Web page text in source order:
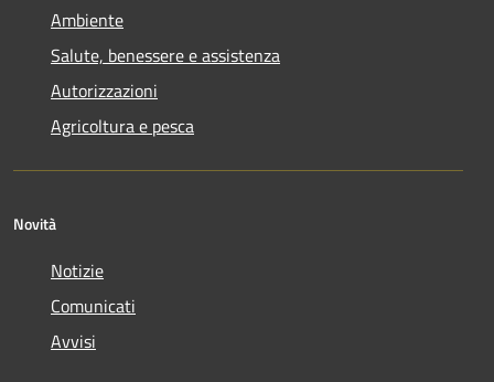
Ambiente
Salute, benessere e assistenza
Autorizzazioni
Agricoltura e pesca
Novità
Notizie
Comunicati
Avvisi